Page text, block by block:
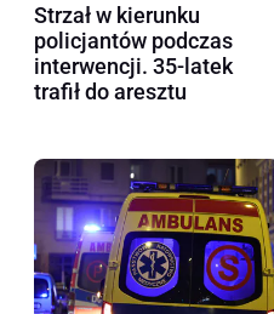
Strzał w kierunku
policjantów podczas
interwencji. 35-latek
trafił do aresztu